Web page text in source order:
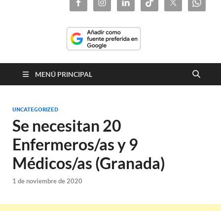
MENÚ PRINCIPAL
UNCATEGORIZED
Se necesitan 20
Enfermeros/as y 9
Médicos/as (Granada)
1 de noviembre de 2020